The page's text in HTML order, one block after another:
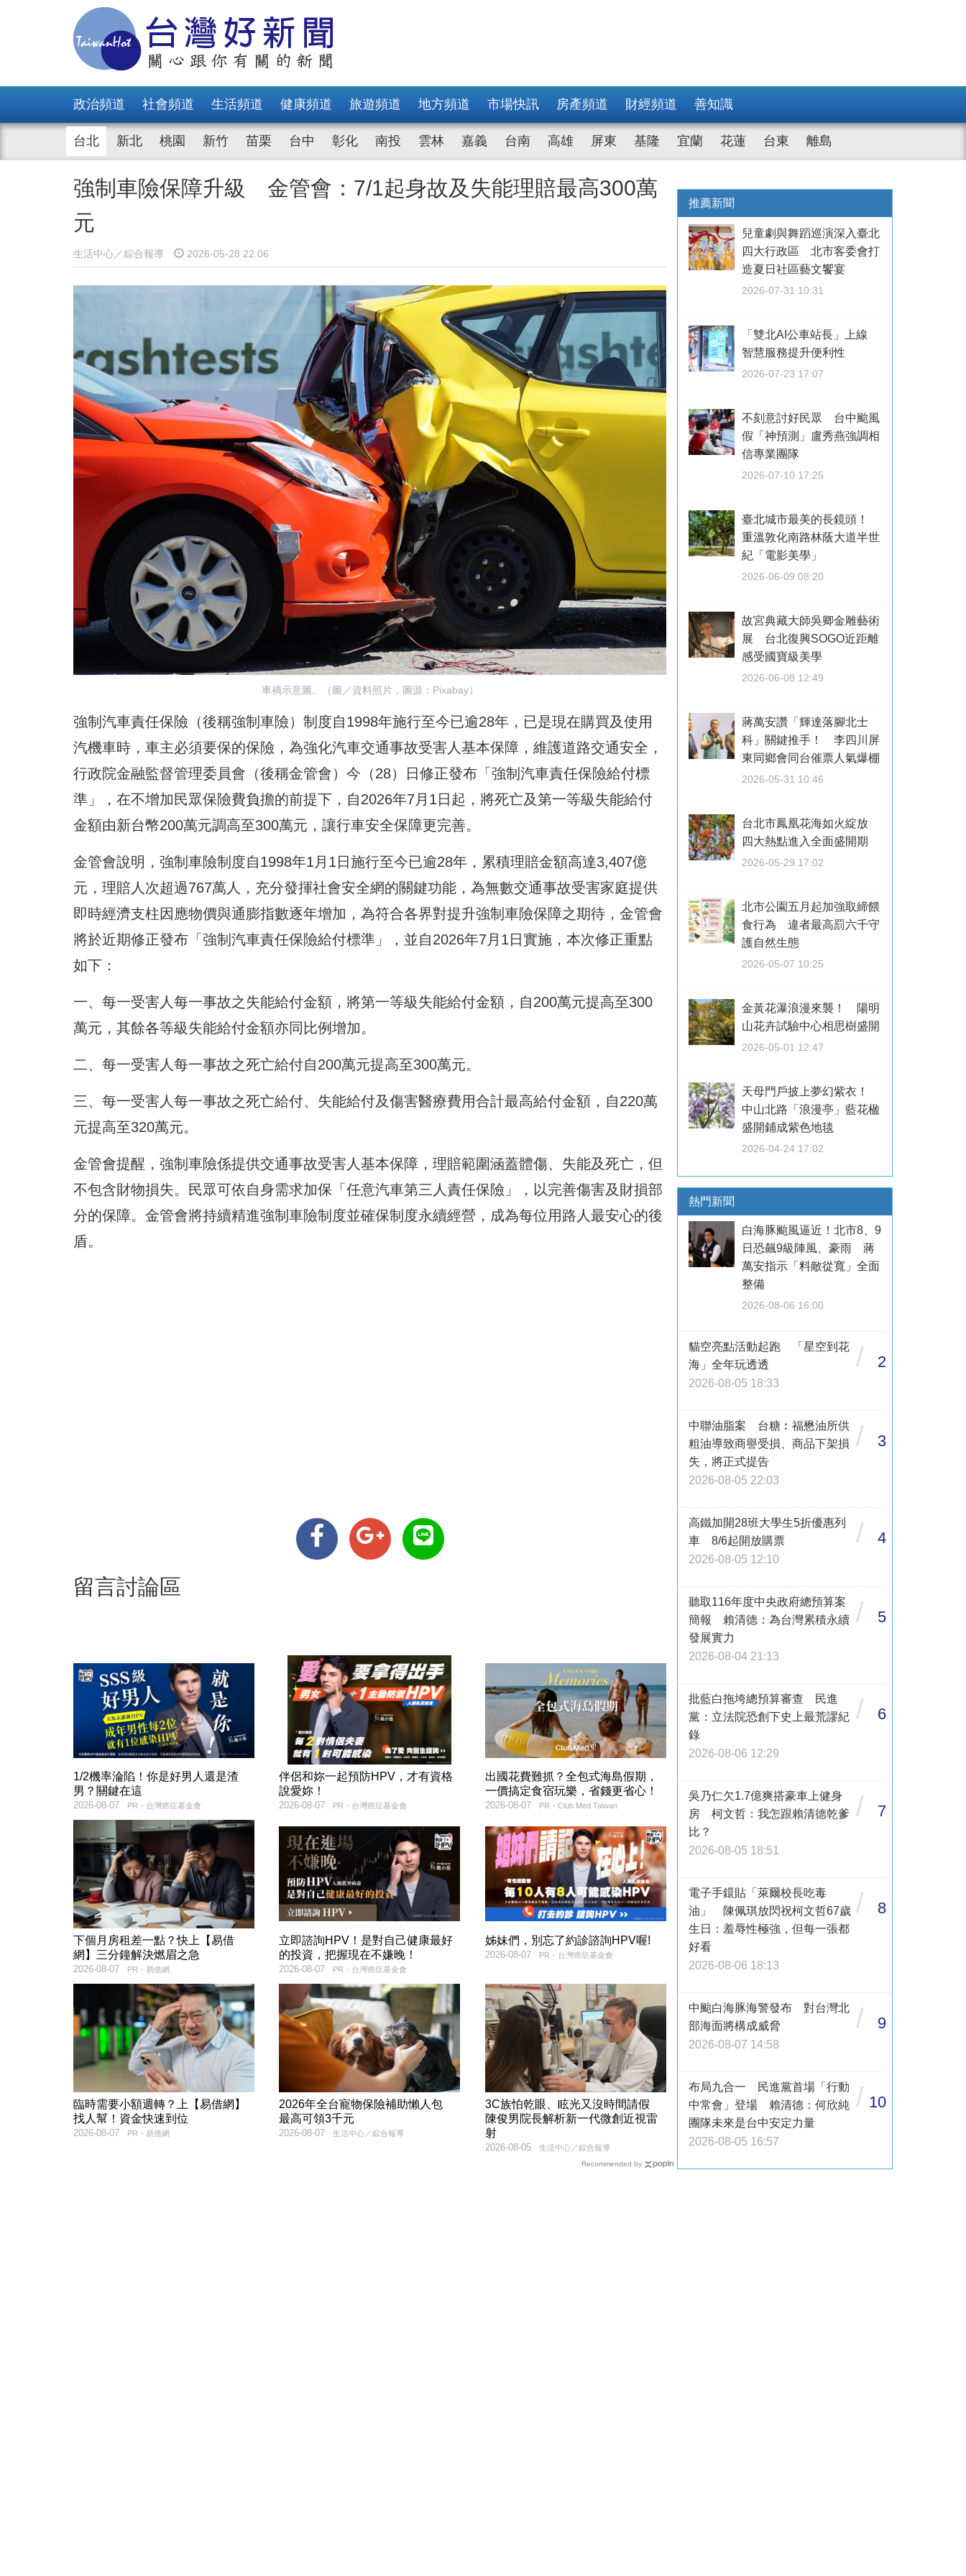
政治頻道 社會頻道 生活頻道 健康頻道 旅遊頻道 地方頻道 市場快訊 房產頻道 財經頻道 善知識
台北 新北 桃園 新竹 苗栗 台中 彰化 南投 雲林 嘉義 台南 高雄 屏東 基隆 宜蘭 花蓮 台東 離島
強制車險保障升級 金管會：7/1起身故及失能理賠最高300萬
元
生活中心／綜合報導 2026-05-28 22:06
車禍示意圖。（圖／資料照片，圖源：Pixabay）
強制汽車責任保險（後稱強制車險）制度自1998年施行至今已逾28年，已是現在購買及使用
汽機車時，車主必須要保的保險，為強化汽車交通事故受害人基本保障，維護道路交通安全，
行政院金融監督管理委員會（後稱金管會）今（28）日修正發布「強制汽車責任保險給付標
準」，在不增加民眾保險費負擔的前提下，自2026年7月1日起，將死亡及第一等級失能給付
金額由新台幣200萬元調高至300萬元，讓行車安全保障更完善。
金管會說明，強制車險制度自1998年1月1日施行至今已逾28年，累積理賠金額高達3,407億
元，理賠人次超過767萬人，充分發揮社會安全網的關鍵功能，為無數交通事故受害家庭提供
即時經濟支柱因應物價與通膨指數逐年增加，為符合各界對提升強制車險保障之期待，金管會
將於近期修正發布「強制汽車責任保險給付標準」，並自2026年7月1日實施，本次修正重點
如下：
一、每一受害人每一事故之失能給付金額，將第一等級失能給付金額，自200萬元提高至300
萬元，其餘各等級失能給付金額亦同比例增加。
二、每一受害人每一事故之死亡給付自200萬元提高至300萬元。
三、每一受害人每一事故之死亡給付、失能給付及傷害醫療費用合計最高給付金額，自220萬
元提高至320萬元。
金管會提醒，強制車險係提供交通事故受害人基本保障，理賠範圍涵蓋體傷、失能及死亡，但
不包含財物損失。民眾可依自身需求加保「任意汽車第三人責任保險」，以完善傷害及財損部
分的保障。金管會將持續精進強制車險制度並確保制度永續經營，成為每位用路人最安心的後
盾。
留言討論區
1/2機率淪陷！你是好男人還是渣
男？關鍵在這
PR・台灣癌症基金會
2026-08-07
伴侶和妳一起預防HPV，才有資格
說愛妳！
PR・台灣癌症基金會
2026-08-07
出國花費難抓？全包式海島假期，
一價搞定食宿玩樂，省錢更省心！
PR・Club Med Taiwan
2026-08-07
下個月房租差一點？快上【易借
網】三分鐘解決燃眉之急
PR・易借網
2026-08-07
立即諮詢HPV！是對自己健康最好
的投資，把握現在不嫌晚！
PR・台灣癌症基金會
2026-08-07
姊妹們，別忘了約診諮詢HPV喔!
PR・台灣癌症基金會
2026-08-07
臨時需要小額週轉？上【易借網】
找人幫！資金快速到位
PR・易借網
2026-08-07
2026年全台寵物保險補助懶人包
最高可領3千元
生活中心／綜合報導
2026-08-07
3C族怕乾眼、眩光又沒時間請假
陳俊男院長解析新一代微創近視雷
射
生活中心／綜合報導
2026-08-05
Recommended by
推薦新聞
兒童劇與舞蹈巡演深入臺北
四大行政區 北市客委會打
造夏日社區藝文饗宴
2026-07-31 10:31
「雙北AI公車站長」上線
智慧服務提升便利性
2026-07-23 17:07
不刻意討好民眾 台中颱風
假「神預測」盧秀燕強調相
信專業團隊
2026-07-10 17:25
臺北城市最美的長鏡頭！
重溫敦化南路林蔭大道半世
紀「電影美學」
2026-06-09 08:20
故宮典藏大師吳卿金雕藝術
展 台北復興SOGO近距離
感受國寶級美學
2026-06-08 12:49
蔣萬安讚「輝達落腳北士
科」關鍵推手！ 李四川屏
東同鄉會同台催票人氣爆棚
2026-05-31 10:46
台北市鳳凰花海如火綻放
四大熱點進入全面盛開期
2026-05-29 17:02
北市公園五月起加強取締餵
食行為 違者最高罰六千守
護自然生態
2026-05-07 10:25
金黃花瀑浪漫來襲！ 陽明
山花卉試驗中心相思樹盛開
2026-05-01 12:47
天母門戶披上夢幻紫衣！
中山北路「浪漫亭」藍花楹
盛開鋪成紫色地毯
2026-04-24 17:02
熱門新聞
白海豚颱風逼近！北市8、9
日恐飆9級陣風、豪雨 蔣
萬安指示「料敵從寬」全面
整備
2026-08-06 16:00
貓空亮點活動起跑 「星空到花
海」全年玩透透
2026-08-05 18:33
/ 2
中聯油脂案 台糖︰福懋油所供
粗油導致商譽受損、商品下架損
失，將正式提告
2026-08-05 22:03
/ 3
高鐵加開28班大學生5折優惠列
車 8/6起開放購票
2026-08-05 12:10
/ 4
聽取116年度中央政府總預算案
簡報 賴清德：為台灣累積永續
發展實力
2026-08-04 21:13
/ 5
批藍白拖垮總預算審查 民進
黨：立法院恐創下史上最荒謬紀
錄
2026-08-06 12:29
/ 6
吳乃仁欠1.7億爽搭豪車上健身
房 柯文哲：我怎跟賴清德乾爹
比？
2026-08-05 18:51
/ 7
電子手鐶貼「萊爾校長吃毒
油」 陳佩琪放閃祝柯文哲67歲
生日：羞辱性極強，但每一張都
好看
2026-08-06 18:13
/ 8
中颱白海豚海警發布 對台灣北
部海面將構成威脅
2026-08-07 14:58
/ 9
布局九合一 民進黨首場「行動
中常會」登場 賴清德：何欣純
團隊未來是台中安定力量
2026-08-05 16:57
/ 10